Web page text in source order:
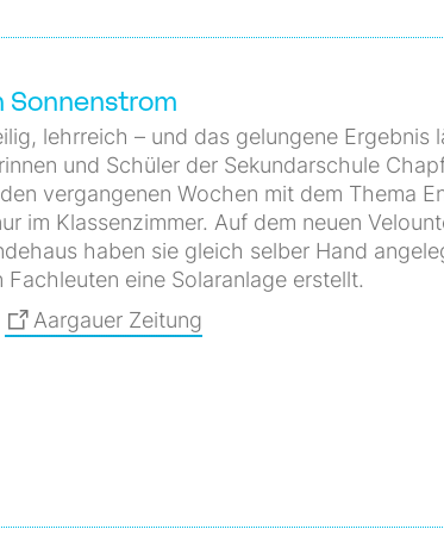
Sonnenstrom
lehrreich – und das gelungene Ergebnis
und Schüler der Sekundarschule
vergangenen Wochen mit dem Thema
im Klassenzimmer. Auf dem neuen
haben sie gleich selber Hand
Fachleuten eine Solaranlage erstellt.
Aargauer Zeitung